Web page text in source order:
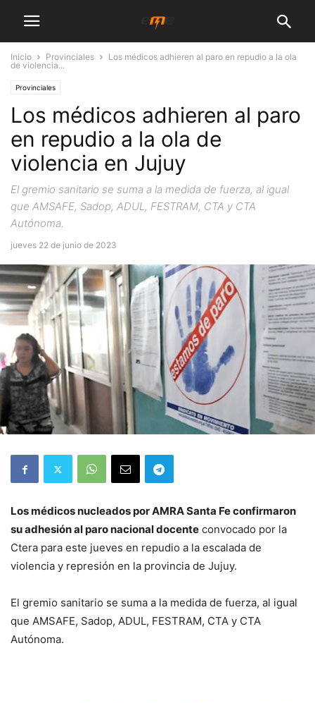
Inicio Provinciales
Los médicos adhieren al paro en repudio a la ola
de violencia...
Provinciales
Los médicos adhieren al paro
en repudio a la ola de
violencia en Jujuy
El gremio sanitario se suma a la medida de fuerza, al igual
que AMSAFE, Sadop, ADUL, FESTRAM, CTA y CTA
Autónoma.
jueves 22 de junio de 2023
Los médicos nucleados por AMRA Santa Fe confirmaron
su adhesión al paro nacional docente convocado por la
Ctera para este jueves en repudio a la escalada de
violencia y represión en la provincia de Jujuy.
El gremio sanitario se suma a la medida de fuerza, al igual
que AMSAFE, Sadop, ADUL, FESTRAM, CTA y CTA
Autónoma.